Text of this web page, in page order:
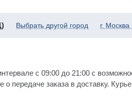
Выбрать другой город г.
с 09:00 до 21:00 с
передаче заказа в доставку.